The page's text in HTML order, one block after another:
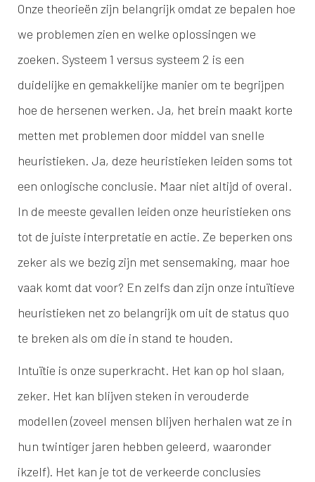
Onze theorieën zijn belangrijk omdat ze bepalen hoe
we problemen zien en welke oplossingen we
zoeken. Systeem 1 versus systeem 2 is een
duidelijke en gemakkelijke manier om te begrijpen
hoe de hersenen werken. Ja, het brein maakt korte
metten met problemen door middel van snelle
heuristieken. Ja, deze heuristieken leiden soms tot
een onlogische conclusie. Maar niet altijd of overal.
In de meeste gevallen leiden onze heuristieken ons
tot de juiste interpretatie en actie. Ze beperken ons
zeker als we bezig zijn met sensemaking, maar hoe
vaak komt dat voor? En zelfs dan zijn onze intuïtieve
heuristieken net zo belangrijk om uit de status quo
te breken als om die in stand te houden.
Intuïtie is onze superkracht. Het kan op hol slaan,
zeker. Het kan blijven steken in verouderde
modellen (zoveel mensen blijven herhalen wat ze in
hun twintiger jaren hebben geleerd, waaronder
ikzelf). Het kan je tot de verkeerde conclusies